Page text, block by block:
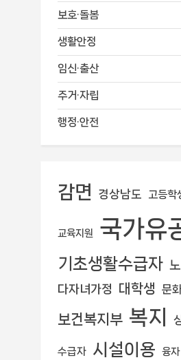
보호·돌봄
생활안정
임신·출산
주거·자립
행정·안전
감면 경상남도 고등학
교육지원 국가유
기초생활수급자
다자녀가정 대학생 문
보건복지부 복지
수급자 시설이용 융자